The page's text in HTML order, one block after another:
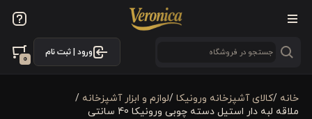
ورود | ثبت نام
0
خانه /كالای آشپزخانه ورونیکا /لوازم و ابزار آشپزخانه /
ملاقه لبه دار استیل دسته چوبی ورونیکا 40 سانتی